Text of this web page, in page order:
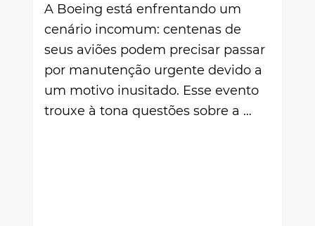
A Boeing está enfrentando um
cenário incomum: centenas de
seus aviões podem precisar passar
por manutenção urgente devido a
um motivo inusitado. Esse evento
trouxe à tona questões sobre a …